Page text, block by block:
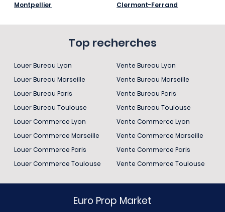
Montpellier
Clermont-Ferrand
Top recherches
Louer Bureau Lyon
Louer Bureau Marseille
Louer Bureau Paris
Louer Bureau Toulouse
Louer Commerce Lyon
Louer Commerce Marseille
Louer Commerce Paris
Louer Commerce Toulouse
Vente Bureau Lyon
Vente Bureau Marseille
Vente Bureau Paris
Vente Bureau Toulouse
Vente Commerce Lyon
Vente Commerce Marseille
Vente Commerce Paris
Vente Commerce Toulouse
Euro Prop Market